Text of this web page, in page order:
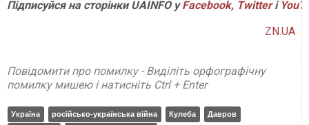
Підписуйся на сторінки UAINFO уFacebook, Twitterі
ZN.UA
Повідомити про помилку - Виділіть орфографічну
помилку мишею і натисніть Ctrl + Enter
Україна російсько-українська війна Кулеба
Давров